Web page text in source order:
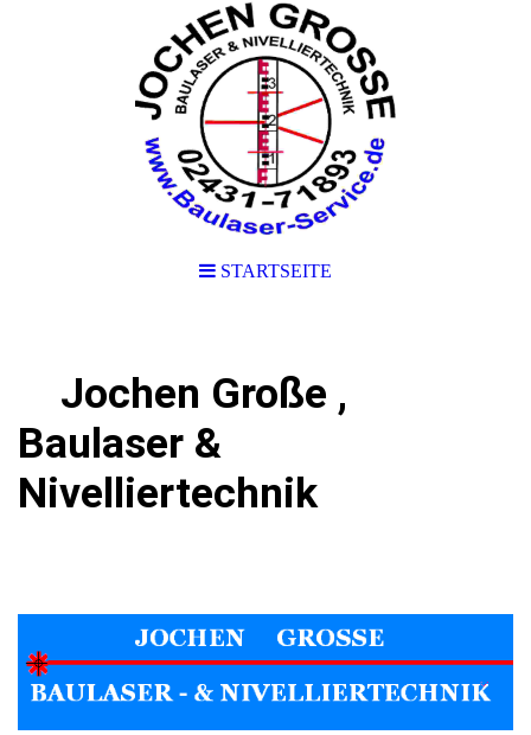
STARTSEITE
Jochen Große ,
Baulaser &
Nivelliertechnik